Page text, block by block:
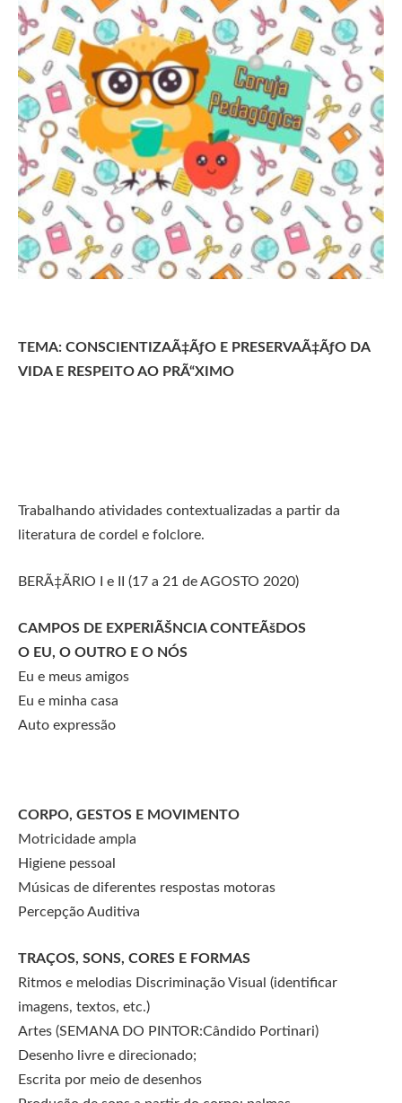
TEMA: CONSCIENTIZAÃ‡ÃƒO E PRESERVAÃ‡ÃƒO DA
VIDA E RESPEITO AO PRÃ“XIMO
Trabalhando atividades contextualizadas a partir da
literatura de cordel e folclore.
BERÃ‡ÃRIO I e II (17 a 21 de AGOSTO 2020)
CAMPOS DE EXPERIÃŠNCIA CONTEÃšDOS
O EU, O OUTRO E O NÓS
Eu e meus amigos
Eu e minha casa
Auto expressão
CORPO, GESTOS E MOVIMENTO
Motricidade ampla
Higiene pessoal
Músicas de diferentes respostas motoras
Percepção Auditiva
TRAÇOS, SONS, CORES E FORMAS
Ritmos e melodias Discriminação Visual (identificar
imagens, textos, etc.)
Artes (SEMANA DO PINTOR:Cândido Portinari)
Desenho livre e direcionado;
Escrita por meio de desenhos